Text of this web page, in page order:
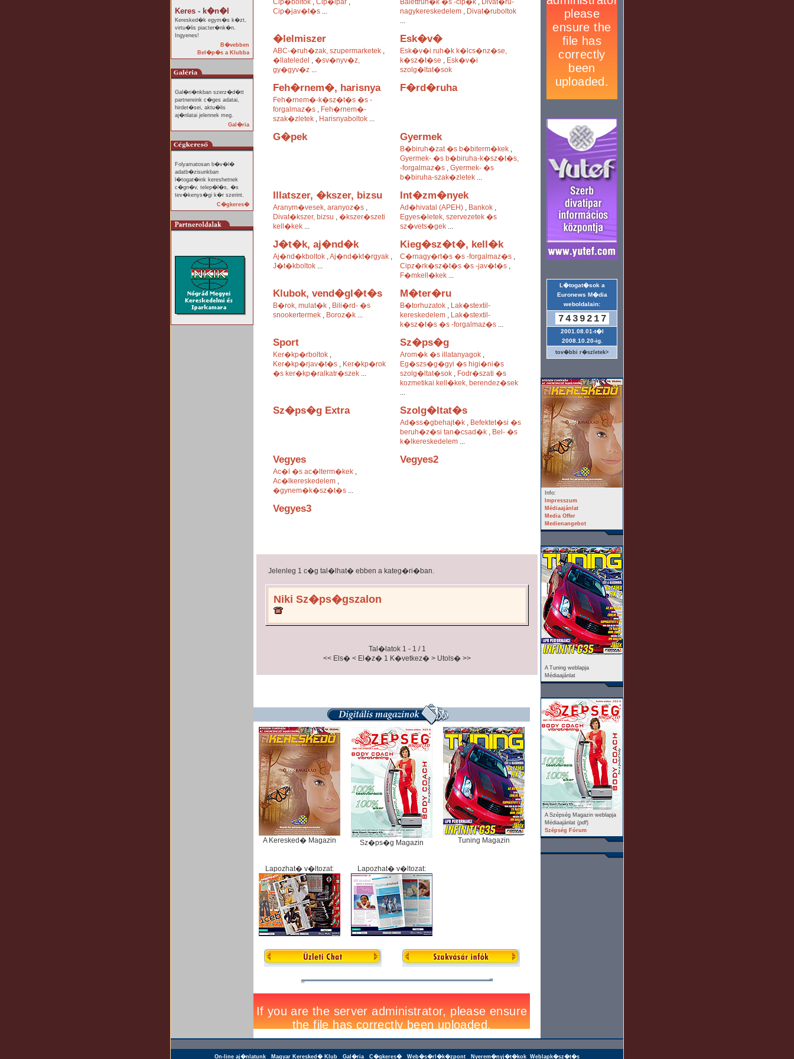
Keres - k�n�l
Keresked�k egym�s k�zt,
virtu�lis piacter�nk�n.
Ingyenes!
B�vebben
Bel�p�s a Klubba
Gal�ri�nkban szerz�d�tt
partnereink c�ges adatai,
hirdet�sei, aktu�lis
aj�nlatai jelennek meg.
Gal�ria
Folyamatosan b�v�l�
adatb�zisunkban
l�togat�ink kereshetnek
c�gn�v, telep�l�s, �s
tev�kenys�gi k�r szerint.
C�gkeres�
Cip�boltok , Cip�ipar ,
Cip�jav�t�s ...
Balettruh�k �s -cip�k , Divat�ru-
nagykereskedelem , Divat�ruboltok
...
�lelmiszer
ABC-�ruh�zak, szupermarketek ,
�llateledel , �sv�nyv�z,
gy�gyv�z ...
Esk�v�
Esk�v�i ruh�k k�lcs�nz�se,
k�sz�t�se , Esk�v�i
szolg�ltat�sok
Feh�rnem�, harisnya
Feh�rnem�-k�sz�t�s �s -
forgalmaz�s , Feh�rnem�-
szak�zletek , Harisnyaboltok ...
F�rd�ruha
G�pek Gyermek
B�biruh�zat �s b�biterm�kek ,
Gyermek- �s b�biruha-k�sz�t�s,
-forgalmaz�s , Gyermek- �s
b�biruha-szak�zletek ...
Illatszer, �kszer, bizsu
Aranym�vesek, aranyoz�s ,
Divat�kszer, bizsu , �kszer�szeti
kell�kek ...
Int�zm�nyek
Ad�hivatal (APEH) , Bankok ,
Egyes�letek, szervezetek �s
sz�vets�gek ...
J�t�k, aj�nd�k
Aj�nd�kboltok ,Aj�nd�kt�rgyak ,
J�t�kboltok ...
Kieg�sz�t�, kell�k
C�rnagy�rt�s �s -forgalmaz�s ,
Cipz�rk�sz�t�s �s -jav�t�s ,
F�mkell�kek ...
Klubok, vend�gl�t�s
B�rok, mulat�k , Bili�rd- �s
snookertermek , Boroz�k ...
M�ter�ru
B�torhuzatok , Lak�stextil-
kereskedelem , Lak�stextil-
k�sz�t�s �s -forgalmaz�s ...
Sport
Ker�kp�rboltok ,
Ker�kp�rjav�t�s , Ker�kp�rok
�s ker�kp�ralkatr�szek ...
Sz�ps�g
Arom�k �s illatanyagok ,
Eg�szs�g�gyi �s higi�ni�s
szolg�ltat�sok , Fodr�szati �s
kozmetikai kell�kek, berendez�sek
...
Sz�ps�g Extra Szolg�ltat�s
Ad�ss�gbehajt�k , Befektet�si �s
beruh�z�si tan�csad�k , Bel- �s
k�lkereskedelem ...
Vegyes
Ac�l �s ac�lterm�kek ,
Ac�lkereskedelem ,
�gynem�k�sz�t�s ...
Vegyes2
Vegyes3
Jelenleg 1 c�g tal�lhat� ebben a kateg�ri�ban.
Niki Sz�ps�gszalon
Tal�latok 1 - 1 / 1
<< Els� < El�z� 1 K�vetkez� > Utols� >>
A Keresked� Magazin Sz�ps�g Magazin Tuning Magazin
Lapozhat� v�ltozat: Lapozhat� v�ltozat:
L�togat�sok a
Euronews M�dia
weboldalain:
7439217
2001.08.01-t�l
2008.10.20-ig.
tov�bbi r�szletek>
Info:
Impresszum
Médiaajánlat
Media Offer
Medienangebot
A Tuning weblapja
Médiaajánlat
A Szépség Magazin weblapja
Médiaajánlat (pdf)
Szépség Fórum
On-line aj�nlatunk Magyar Keresked� Klub Gal�ria C�gkeres� Web�s�rl�k�zpont Nyerem�nyj�t�kok Weblapk�sz�t�s